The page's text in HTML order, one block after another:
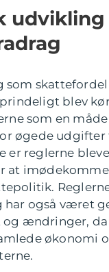
udvikling
som
blev
som en
øgede
er reglerne
at
har også været
ændringer, da
økonomi